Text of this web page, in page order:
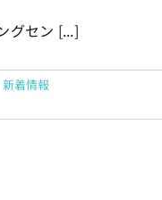
グセン [...]
新着情報